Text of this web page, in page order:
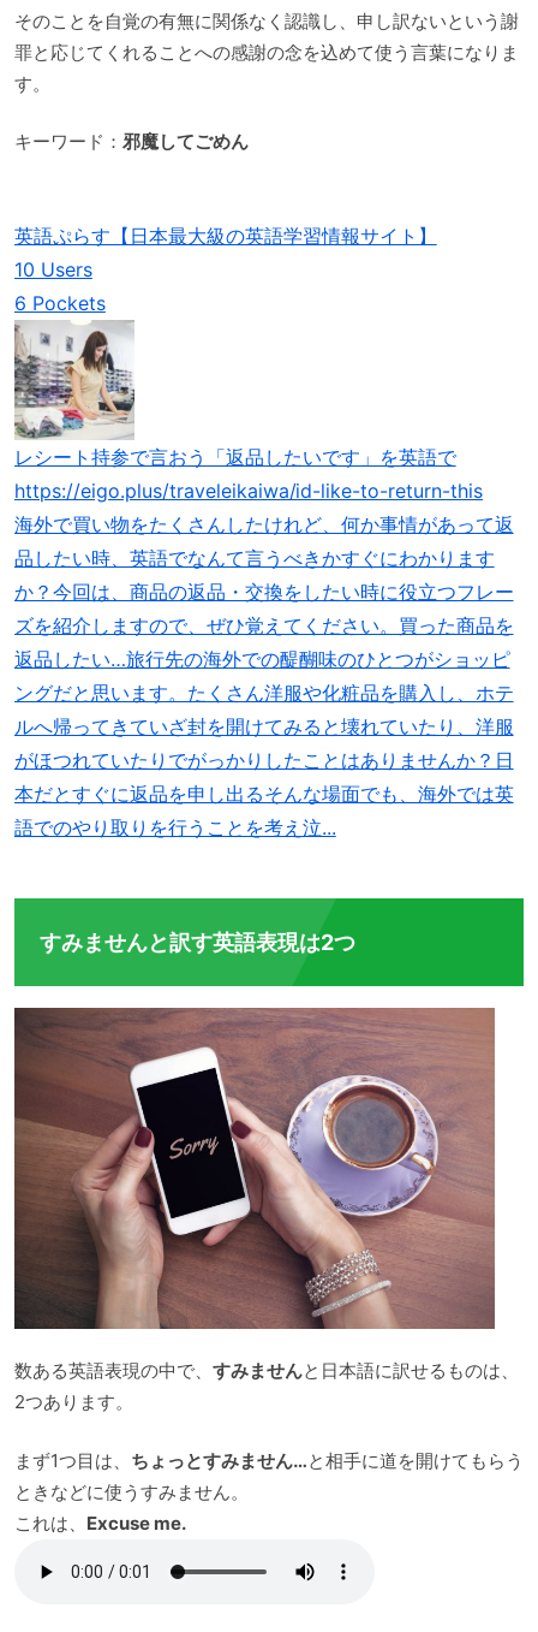
そのことを自覚の有無に関係なく認識し、申し訳ないという謝
罪と応じてくれることへの感謝の念を込めて使う言葉になりま
す。
キーワード： 邪魔してごめん
英語ぷらす【日本最大級の英語学習情報サイト】
10 Users
6 Pockets
レシート持参で言おう「返品したいです」を英語で
https://eigo.plus/traveleikaiwa/id-like-to-return-this
海外で買い物をたくさんしたけれど、何か事情があって返
品したい時、英語でなんて言うべきかすぐにわかります
か？今回は、商品の返品・交換をしたい時に役立つフレー
ズを紹介しますので、ぜひ覚えてください。買った商品を
返品したい…旅行先の海外での醍醐味のひとつがショッピ
ングだと思います。たくさん洋服や化粧品を購入し、ホテ
ルへ帰ってきていざ封を開けてみると壊れていたり、洋服
がほつれていたりでがっかりしたことはありませんか？日
本だとすぐに返品を申し出るそんな場面でも、海外では英
語でのやり取りを行うことを考え泣...
すみませんと訳す英語表現は2つ
数ある英語表現の中で、 すみませんと日本語に訳せるものは、
2つあります。
まず1つ目は、 ちょっとすみません…と相手に道を開けてもらう
ときなどに使うすみません。
これは、 Excuse me.